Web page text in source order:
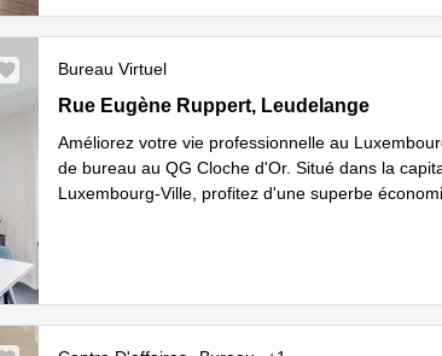
Bureau Virtuel
Rue Eugène Ruppert 11, Leudelange
Rue Eugène Ruppert, Leudelange
Améliorez votre vie professionnelle au
de bureau au QG Cloche d'Or. Situé dans la
Luxembourg-Ville, profitez d'une superbe